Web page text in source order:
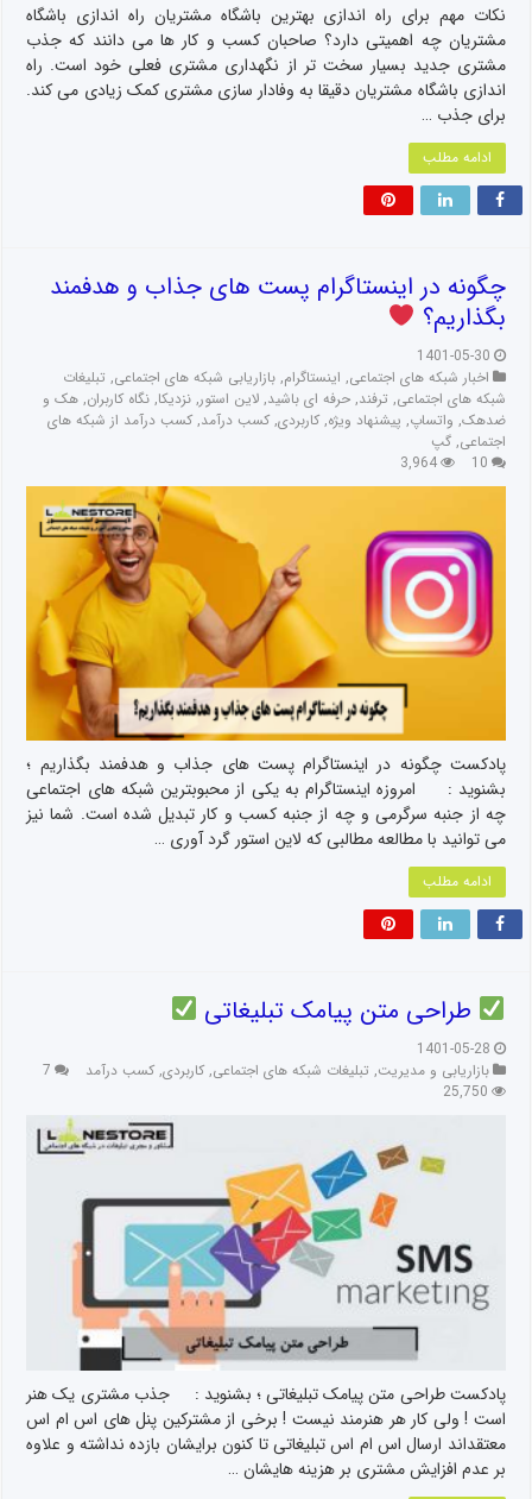
نکات مهم برای راه اندازی بهترین باشگاه مشتریان راه اندازی باشگاه
مشتریان چه اهمیتی دارد؟ صاحبان کسب و کار ها می دانند که جذب
مشتری جدید بسیار سخت تر از نگهداری مشتری فعلی خود است. راه
اندازی باشگاه مشتریان دقیقا به وفادار سازی مشتری کمک زیادی می کند.
برای جذب …
ادامه مطلب
چگونه در اینستاگرام پست های جذاب و هدفمند
بگذاریم؟
1401-05-30
اخبار شبکه های اجتماعی, اینستاگرام, بازاریابی شبکه های اجتماعی, تبلیغات
شبکه های اجتماعی, ترفند, حرفه ای باشید, لاین استور, نزدیکا, نگاه کاربران, هک و
ضدهک, واتساپ, پیشنهاد ویژه, کاربردی, کسب درآمد, کسب درآمد از شبکه های
اجتماعی, گپ
10
3,964
پادکست چگونه در اینستاگرام پست های جذاب و هدفمند بگذاریم ؛
بشنوید : امروزه اینستاگرام به یکی از محبوبترین شبکه های اجتماعی
چه از جنبه سرگرمی و چه از جنبه کسب و کار تبدیل شده است. شما نیز
می توانید با مطالعه مطالبی که لاین استور گرد آوری …
ادامه مطلب
طراحی متن پیامک تبلیغاتی
1401-05-28
بازاریابی و مدیریت, تبلیغات شبکه های اجتماعی, کاربردی, کسب درآمد
7
25,750
پادکست طراحی متن پیامک تبلیغاتی ؛ بشنوید : جذب مشتری یک هنر
است ! ولی کار هر هنرمند نیست ! برخی از مشترکین پنل های اس ام اس
معتقداند ارسال اس ام اس تبلیغاتی تا کنون برایشان بازده نداشته و علاوه
بر عدم افزایش مشتری بر هزینه هایشان …